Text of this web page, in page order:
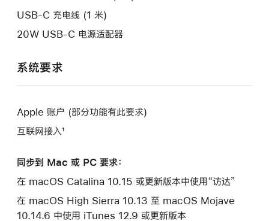
USB-C 充电线 (1 米)
20W USB-C 电源适配器
系统要求
Apple 账户 (部分功能有此要求)
互联网接入¹
同步到 Mac 或 PC 要求：
在 macOS Catalina 10.15 或更新版本中使用“访达”
在 macOS High Sierra 10.13 至 macOS Mojave
10.14.6 中使用 iTunes 12.9 或更新版本